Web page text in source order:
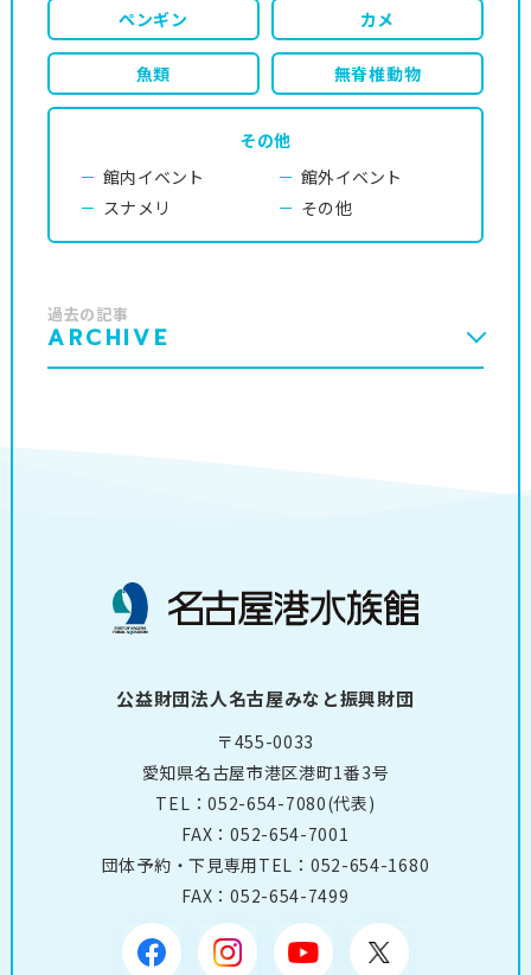
ペンギン カメ
魚類 無脊椎動物
その他
館内イベント
館外イベント
スナメリ
その他
過去の記事
ARCHIVE
公益財団法人名古屋みなと振興財団
〒455-0033
愛知県名古屋市港区港町1番3号
TEL：052-654-7080(代表)
FAX：052-654-7001
団体予約・下見専用TEL： 052-654-1680
FAX：052-654-7499